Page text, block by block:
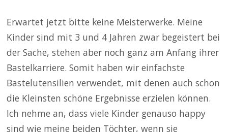
Erwartet jetzt bitte keine Meisterwerke. Meine
Kinder sind mit 3 und 4 Jahren zwar begeistert bei
der Sache, stehen aber noch ganz am Anfang ihrer
Bastelkarriere. Somit haben wir einfachste
Bastelutensilien verwendet, mit denen auch schon
die Kleinsten schöne Ergebnisse erzielen können.
Ich nehme an, dass viele Kinder genauso happy
sind wie meine beiden Töchter, wenn sie